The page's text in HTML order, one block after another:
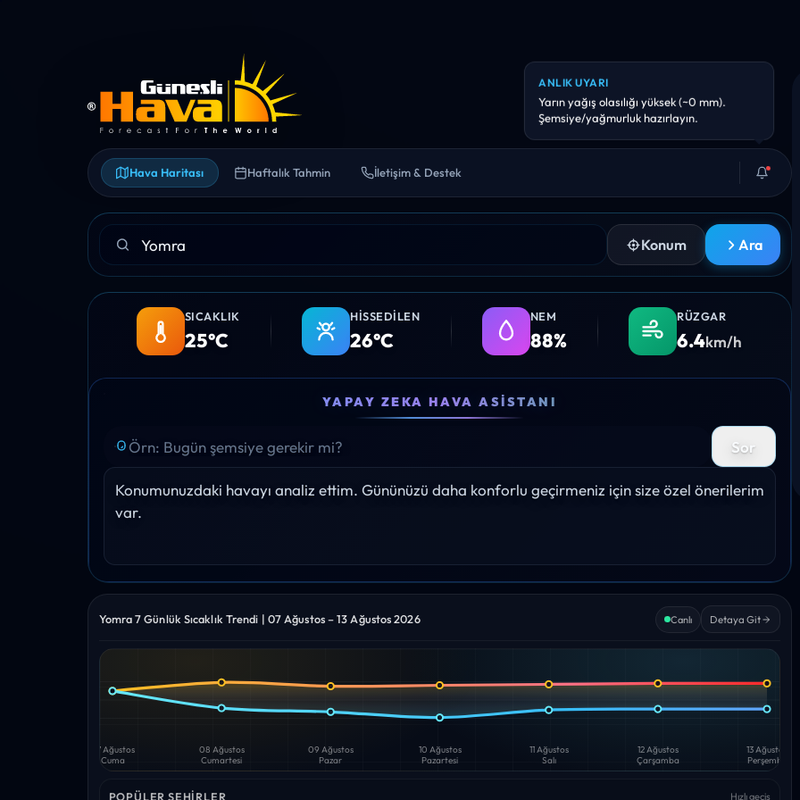
Hava Haritası Haftalık Tahmin İletişim & Destek
ANLIK UYARI
Yarın yağış olasılığı yüksek (~0 mm).
Şemsiye/yağmurluk hazırlayın.
Konum Ara
SICAKLIK
25°C
HISSEDILEN
26°C
NEM
88%
RÜZGAR
6.4km/h
YAPAY ZEKA HAVA ASISTANI
Sor
Konumunuzdaki havayı analiz ettim. Gününüzü daha konforlu geçirmeniz için size özel önerilerim
var.
Yomra 7 Günlük Sıcaklık Trendi | 07 Ağustos – 13 Ağustos 2026 Canlı Detaya Git
—
Düşük
07 Ağustos
Cuma
08 Ağustos
Cumartesi
09 Ağustos
Pazar
10 Ağustos
Pazartesi
11 Ağustos
Salı
12 Ağustos
Çarşamba
13 Ağustos
Perşembe
POPÜLER ŞEHIRLER Hızlı geçiş
16:00
26°
17:00
Yağış: 20%
18:00 19:00 20:00 21:00 22:00 23:00
25°
Yağış: 0%
00:00
Yağış: